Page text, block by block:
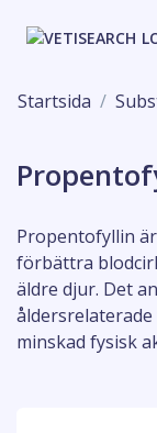
Startsida
Propentofyllin
förbättra
äldre djur. Det
minskad fysisk